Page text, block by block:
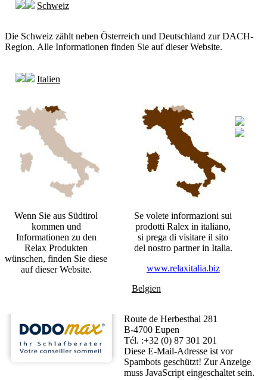
Schweiz
Die Schweiz zählt neben Österreich und Deutschland zur DACH-
Region. Alle Informationen finden Sie auf dieser Website.
Italien
Wenn Sie aus Südtirol
kommen und
Informationen zu den
Relax Produkten
wünschen, finden Sie diese
auf dieser Website.
Se volete informazioni sui
prodotti Ralex in italiano,
si prega di visitare il sito
del nostro partner in Italia.
www.relaxitalia.biz
Belgien
Route de Herbesthal 281
B-4700 Eupen
Tél. :+32 (0) 87 301 201
Diese E-Mail-Adresse ist vor
Spambots geschützt! Zur Anzeige
muss JavaScript eingeschaltet sein.